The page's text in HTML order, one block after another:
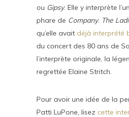
ou Gipsy. Elle y interprète
phare de Company: The
qu’elle avait déjà interprété
du concert des 80 ans de
l’interprète originale, la
regrettée Elaine Stritch.
Pour avoir une idée de la
Patti LuPone, lisez cette